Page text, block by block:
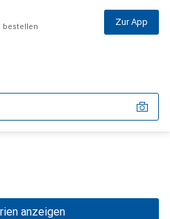
bestellen Zur App
anzeigen